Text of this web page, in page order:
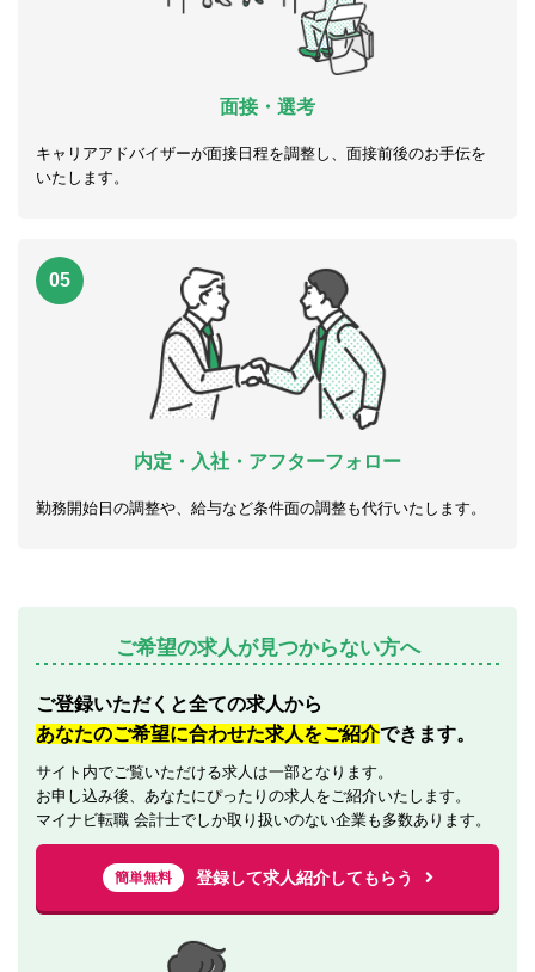
面接・選考
キャリアアドバイザーが面接日程を調整し、面接前後のお手伝を
いたします。
05
内定・入社・アフターフォロー
勤務開始日の調整や、給与など条件面の調整も代行いたします。
ご希望の求人が見つからない方へ
ご登録いただくと全ての求人から
あなたのご希望に合わせた求人をご紹介できます。
サイト内でご覧いただける求人は一部となります。
お申し込み後、あなたにぴったりの求人をご紹介いたします。
マイナビ転職 会計士でしか取り扱いのない企業も多数あります。
簡単無料 登録して求人紹介してもらう